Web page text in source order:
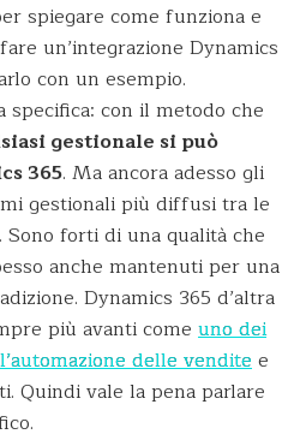
spiegare come funziona e
un’integrazione Dynamics
con un esempio.
con il metodo che
gestionale si può
365. Ma ancora adesso gli
gestionali più diffusi tra le
forti di una qualità che
anche mantenuti per una
Dynamics 365 d’altra
più avanti come uno dei
delle venditee
Quindi vale la pena parlare